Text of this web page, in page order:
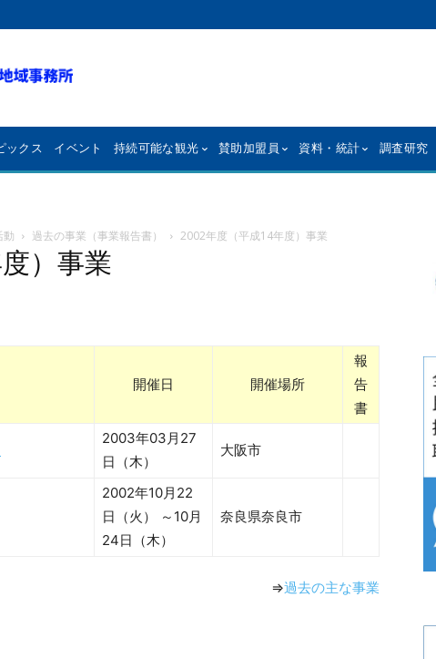
ックス イベント 持続可能な観光 賛助加盟員 資料・統計 調査研究
動 過去の事業（事業報告書） 2002年度（平成14年度）事業
）事業
開催日 開催場所
報
告
書
2003年03月27
日（木）
大阪市
2002年10月22
日（火） ～10月
24日（木）
奈良県奈良市
⇒過去の主な事業